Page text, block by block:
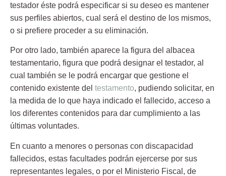
testador éste podrá especificar si su deseo es mantener
sus perfiles abiertos, cual será el destino de los mismos,
o si prefiere proceder a su eliminación.
Por otro lado, también aparece la figura del albacea
testamentario, figura que podrá designar el testador, al
cual también se le podrá encargar que gestione el
contenido existente del testamento, pudiendo solicitar, en
la medida de lo que haya indicado el fallecido, acceso a
los diferentes contenidos para dar cumplimiento a las
últimas voluntades.
En cuanto a menores o personas con discapacidad
fallecidos, estas facultades podrán ejercerse por sus
representantes legales, o por el Ministerio Fiscal, de